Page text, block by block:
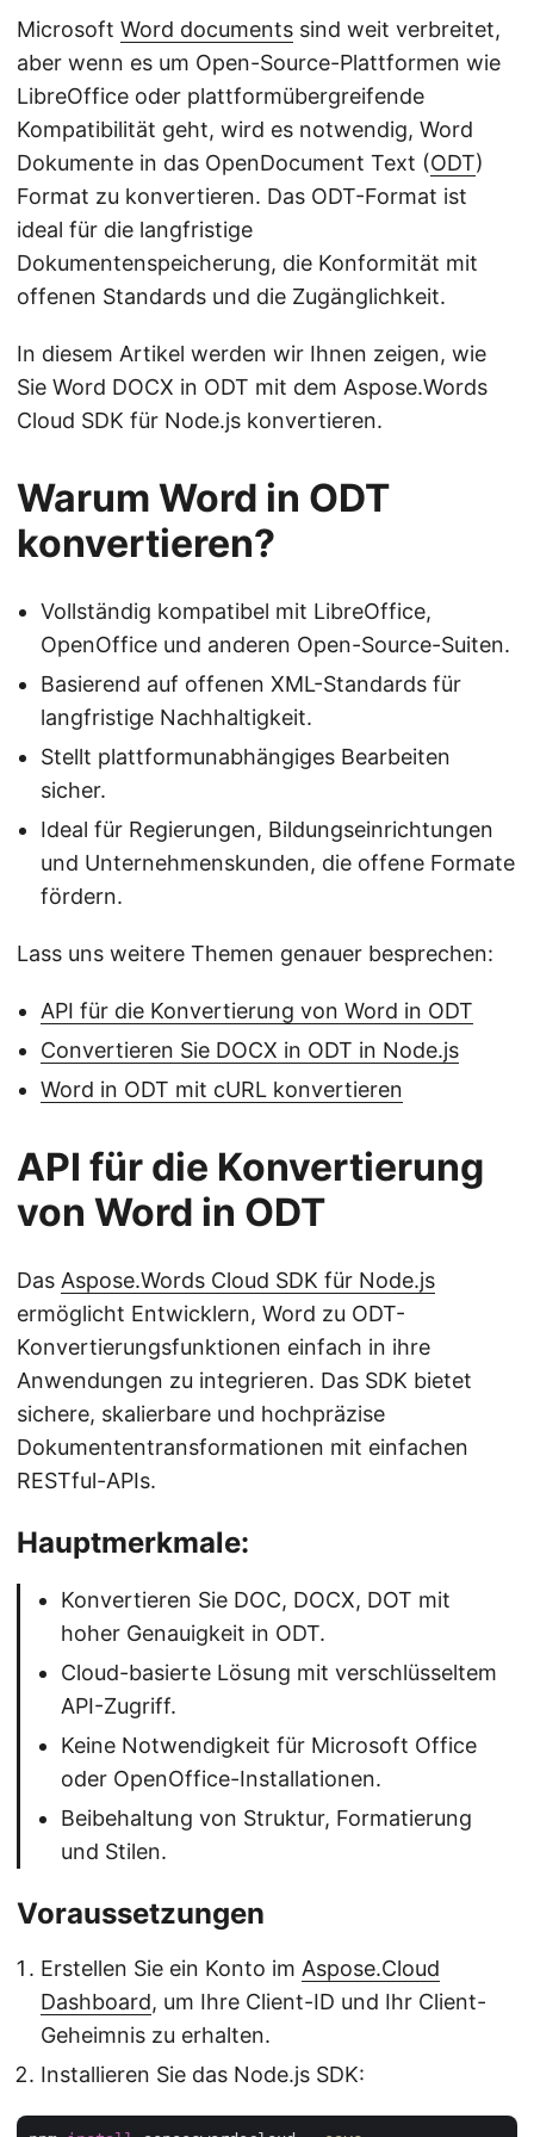
Microsoft Word documents sind weit verbreitet,
aber wenn es um Open-Source-Plattformen wie
LibreOffice oder plattformübergreifende
Kompatibilität geht, wird es notwendig, Word
Dokumente in das OpenDocument Text (ODT)
Format zu konvertieren. Das ODT-Format ist
ideal für die langfristige
Dokumentenspeicherung, die Konformität mit
offenen Standards und die Zugänglichkeit.
In diesem Artikel werden wir Ihnen zeigen, wie
Sie Word DOCX in ODT mit dem Aspose.Words
Cloud SDK für Node.js konvertieren.
Warum Word in ODT
konvertieren?
Vollständig kompatibel mit LibreOffice,
OpenOffice und anderen Open-Source-Suiten.
Basierend auf offenen XML-Standards für
langfristige Nachhaltigkeit.
Stellt plattformunabhängiges Bearbeiten
sicher.
Ideal für Regierungen, Bildungseinrichtungen
und Unternehmenskunden, die offene Formate
fördern.
Lass uns weitere Themen genauer besprechen:
API für die Konvertierung von Word in ODT
Convertieren Sie DOCX in ODT in Node.js
Word in ODT mit cURL konvertieren
API für die Konvertierung
von Word in ODT
Das Aspose.Words Cloud SDK für Node.js
ermöglicht Entwicklern, Word zu ODT-
Konvertierungsfunktionen einfach in ihre
Anwendungen zu integrieren. Das SDK bietet
sichere, skalierbare und hochpräzise
Dokumententransformationen mit einfachen
RESTful-APIs.
Hauptmerkmale:
Konvertieren Sie DOC, DOCX, DOT mit
hoher Genauigkeit in ODT.
Cloud-basierte Lösung mit verschlüsseltem
API-Zugriff.
Keine Notwendigkeit für Microsoft Office
oder OpenOffice-Installationen.
Beibehaltung von Struktur, Formatierung
und Stilen.
Voraussetzungen
Erstellen Sie ein Konto im Aspose.Cloud
Dashboard, um Ihre Client-ID und Ihr Client-
Geheimnis zu erhalten.
Installieren Sie das Node.js SDK: